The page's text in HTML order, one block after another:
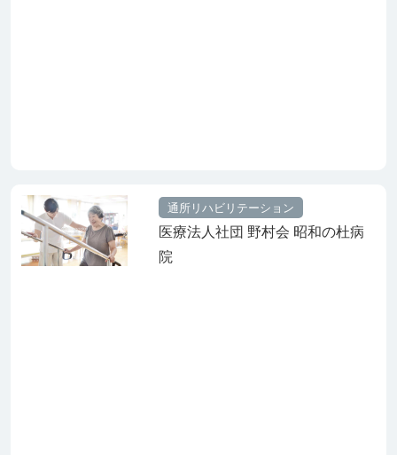
通所リハビリテーション
医療法人社団 野村会 昭和の杜病
院